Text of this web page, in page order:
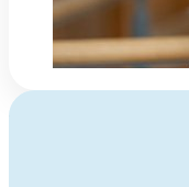
Har du spørsmål